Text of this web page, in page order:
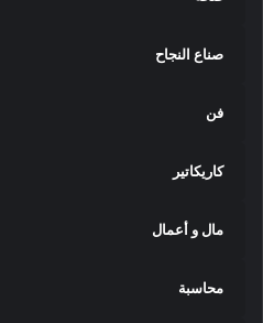
صناع النجاح
فن
كاريكاتير
مال و أعمال
محاسبة